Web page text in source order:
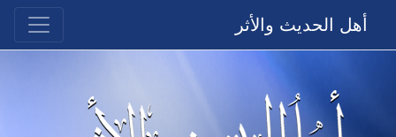
أهل الحديث والأثر